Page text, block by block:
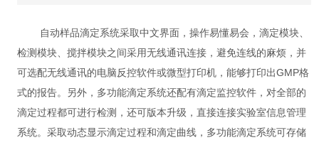
自动样品滴定系统采取中文界面，操作易懂易会，滴定模块、
检测模块、搅拌模块之间采用无线通讯连接，避免连线的麻烦，并
可选配无线通讯的电脑反控软件或微型打印机，能够打印出GMP格
式的报告。另外，多功能滴定系统还配有滴定监控软件，对全部的
滴定过程都可进行检测，还可版本升级，直接连接实验室信息管理
系统。采取动态显示滴定过程和滴定曲线，多功能滴定系统可存储